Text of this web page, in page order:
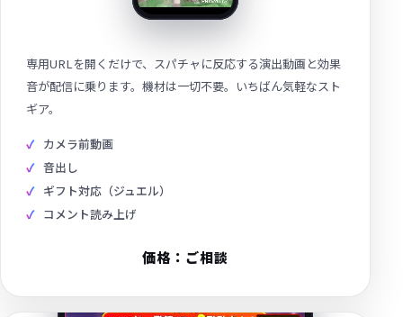
専用URLを開くだけで、スパチャに反応する演出動画と効果
音が配信に乗ります。機材は一切不要。いちばん気軽なスト
ギア。
カメラ前動画
音出し
ギフト対応（ジュエル）
コメント読み上げ
価格：ご相談
LIVE